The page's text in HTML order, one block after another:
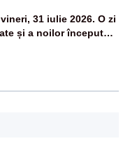
31 iulie 2026. O zi
și a noilor începuturi.